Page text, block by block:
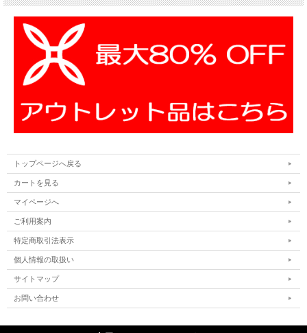
トップページへ戻る
カートを見る
マイページへ
ご利用案内
特定商取引法表示
個人情報の取扱い
サイトマップ
お問い合わせ